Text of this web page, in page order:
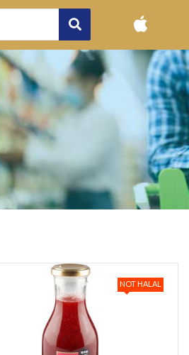
NOT HALAL